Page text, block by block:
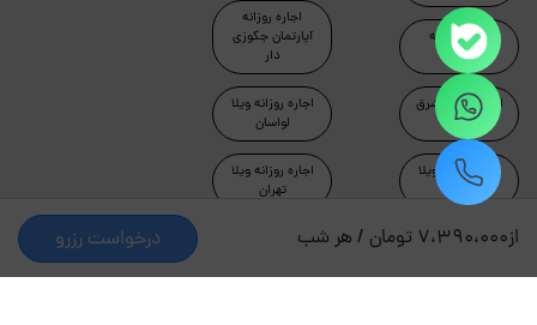
از7،390،000 تومان / هر شب درخواست رزرو
اجاره روزانه
ماسال
اجاره روزانه شرق
تهران
اجاره روزانه ویلا
دماوند
اجاره روزانه
آپارتمان جکوزی
دار
اجاره روزانه ویلا
لواسان
اجاره روزانه ویلا
تهران
طراحی و توسعه توسط جاکجاست